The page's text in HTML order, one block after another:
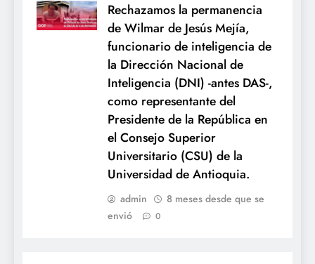
Rechazamos la permanencia
de Wilmar de Jesús Mejía,
funcionario de inteligencia de
la Dirección Nacional de
Inteligencia (DNI) -antes DAS-,
como representante del
Presidente de la República en
el Consejo Superior
Universitario (CSU) de la
Universidad de Antioquia.
admin
8 meses desde que se
envió
0